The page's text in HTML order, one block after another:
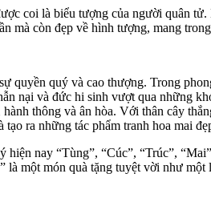
coi là biểu tượng của người quân
mà còn đẹp về hình tượng, mang
quyền quý và cao thượng. Trong
nại và đức hi sinh vượt qua những
thông và ân hòa. Với thân cây
ra những tác phẩm tranh hoa mai
hiện nay “Tùng”, “Cúc”, “Trúc”,
là một món quà tặng tuyệt vời như